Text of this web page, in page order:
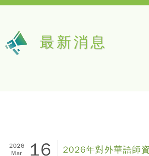
最新消息
2026
Mar
16 2026年對外華語師